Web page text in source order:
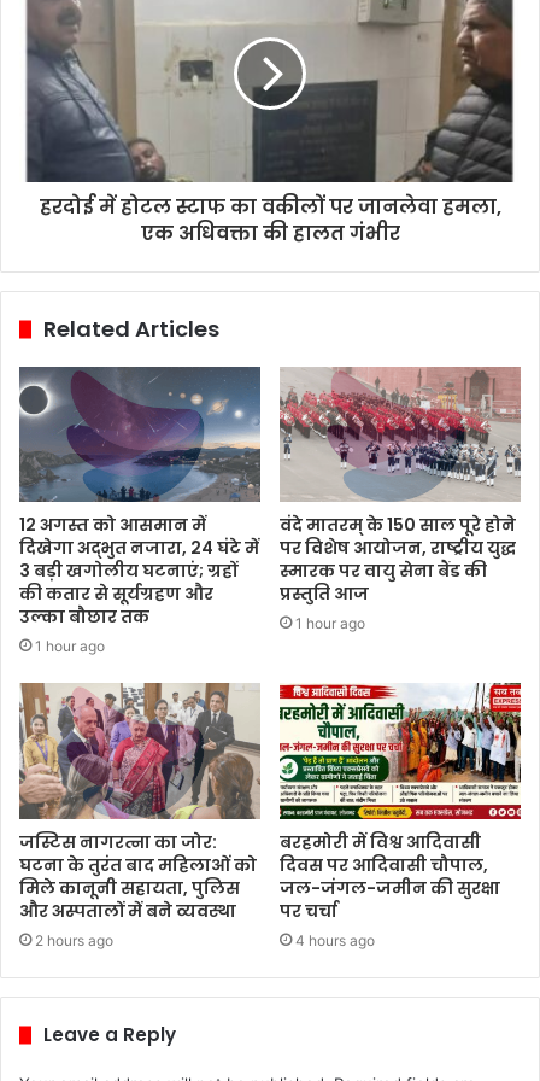
हरदोई में होटल स्टाफ का वकीलों पर जानलेवा हमला,
एक अधिवक्ता की हालत गंभीर
Related Articles
12 अगस्त को आसमान में
दिखेगा अद्भुत नजारा, 24 घंटे में
3 बड़ी खगोलीय घटनाएं; ग्रहों
की कतार से सूर्यग्रहण और
उल्का बौछार तक
1 hour ago
वंदे मातरम् के 150 साल पूरे होने
पर विशेष आयोजन, राष्ट्रीय युद्ध
स्मारक पर वायु सेना बैंड की
प्रस्तुति आज
1 hour ago
जस्टिस नागरत्ना का जोर:
घटना के तुरंत बाद महिलाओं को
मिले कानूनी सहायता, पुलिस
और अस्पतालों में बने व्यवस्था
2 hours ago
बरहमोरी में विश्व आदिवासी
दिवस पर आदिवासी चौपाल,
जल-जंगल-जमीन की सुरक्षा
पर चर्चा
4 hours ago
Leave a Reply